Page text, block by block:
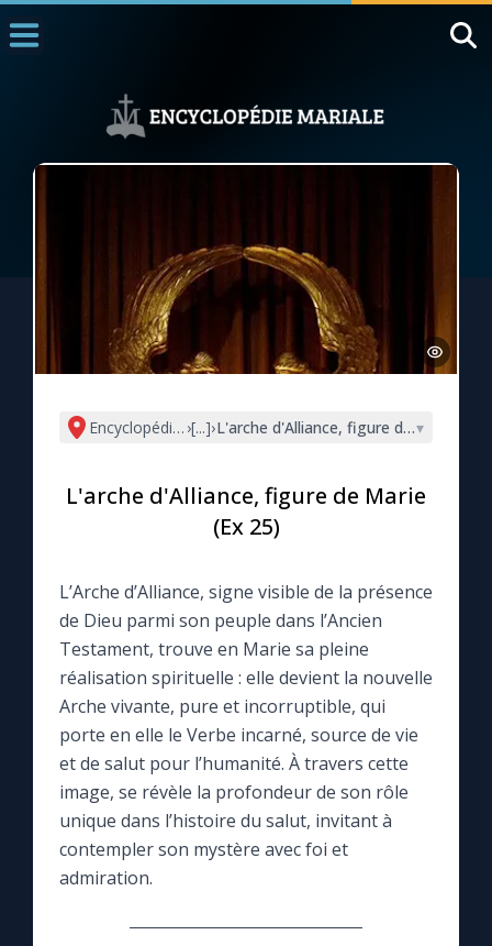
1000 Raisons de Croire
L'actualité de la semaine
La chaîne Youtube
La newsletter
La vidéo de la semaine
Le magazine
Le site internet
Questions-réponses
Prier au quotidien
Avec Thérèse de Lisieux
L'Évangile chaque jour
Encyclopédie mariale
›[...]›L'arche d'Alliance, figure de Marie (Ex
▾
L'arche d'Alliance, figure de Marie
(Ex 25)
L’Arche d’Alliance, signe visible de la présence
de Dieu parmi son peuple dans l’Ancien
Testament, trouve en Marie sa pleine
réalisation spirituelle : elle devient la nouvelle
Arche vivante, pure et incorruptible, qui
porte en elle le Verbe incarné, source de vie
et de salut pour l’humanité. À travers cette
image, se révèle la profondeur de son rôle
unique dans l’histoire du salut, invitant à
contempler son mystère avec foi et
admiration.